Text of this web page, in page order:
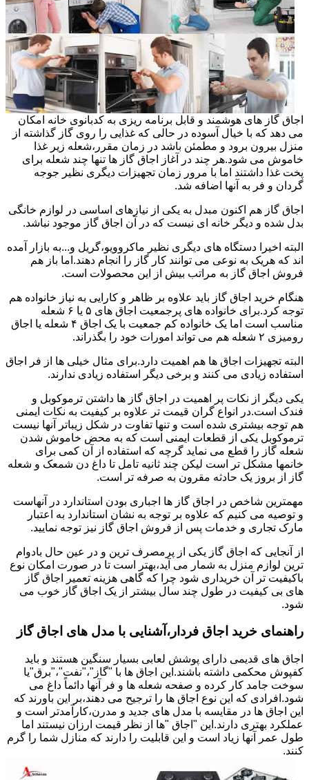
اجاق گاز های هوشمند و قابل برنامه ریزی به کدبانوی خانه امکان
می دهد که با خیال آسوده در حالی که غذایی را روی گاز گذاشته از
منزل بیرون برود و مطمئن باشد در زمان مقرر،شعله زیر غذا
خاموش می شود.هر چند در آغاز اجاق گاز ها تنها چند شعله برای
پخت غذا داشتند اما با مرور زمان تجهیزات دیگری نظیر جوجه
گردان و فر به آنها اضافه شد.
اجاق گاز هم اکنون مبدل به یکی از نیازهای اساسی در لوازم خانگی
بدل شده و دیگر خانه ای نیست که در آن اجاق گاز موجود نباشد.
البته اخیرا دستگاه های دیگری نظیر ماکروویو،گریل و...به بازار آمده
اند که هریک به نوعی می توانند کار گاز را انجام دهند.اما باز هم
فروش اجاق گاز به مراتب بیش از این محصولات است.
هنگام خرید اجاق گاز باید علاوه بر ظاهر و کارایی به نیاز خانواده هم
توجه کرد.برای خانواده های پرجمعیت اجاق های ۵ یا ۶ شعله
مناسب است اما یک خانواده کم جمعیت با یک اجاق ۴ شعله یا اجاق
رومیزی ۲ شعله هم می تواند امورات خود را بگذراند.
البته تجهیزات اجاق ها هم اهمیت دارد.برای مثال خیلی ها از فر اجاق
استفاده زیادی می کنند و برخی دیگر استفاده زیادی ندارند.
یکی دیگر از نکات پر اهمیت در اجاق گاز ها داشتن ترموکوبل و
فندک است.در انواع گران قیمت تر علاوه بر کیفیت به نکات ایمنی
هم توجه بیشتری شده است و تنها تفاوت در شکل زیباتر آنها نیست
ترموکوبل یکی از قطعات ایمنی است که به محض خاموش شدن
شعله گاز را قطع می نماید گرچه که استفاده از آن کمی برای
خانمها مشکل تر است لیکن چند ثانیه تامل تا داغ دن شمعک و شعله
گاز از بروز یک حادثه مقرون به صرفه تر است.
مهمترین شاخص در اجاق گاز ها اجباری بودن استاندارد در آنهاست
و توصیه می کنیم که علاوه بر توجه به نشان استاندارد به اعتبار
مارک تجاری و خدمات پس از فروش اجاق گاز نیز توجه نمایید.
از آنجایی که اجاق گاز یکی از پرمصرف ترین و در عین حال بادوام
ترین لوازم منزل به شمار می آید،بهتر است تا در صورت امکان نوع
باکیفیت تر آن خریداری شود چرا که گاهی هزینه تعمیر اجاق گاز
های بی کیفیت در طول چند سال بیشتر از یک اجاق گاز خوب می
شود.
راهنمای خرید اجاق فردار،آشنایی با مدل های اجاق گاز
اجاق های قدیمی دارای پوشش لعابی بسیار سنگین هستند و باید
کفپوش محکمی داشته باشند.این اجاق ها با "گاز"،"نفت"،"برق"یا
سوخت جامد کار کرده و صفحه شعله ها و فر آنها دائماً داغ می
شود.افرادی که این نوع اجاق ها را ترجیح می دهند،بر این باورند که
این اجاق ها در مقایسه با مدل های جدید و مدرن،کارآمدتر است و
عملکرد بهتری دارند.این "اجاق "ها از نظر قیمت ارزان نیستند اما
طول عمر آنها زیاد است و این قابلیت را دارند که منازل شما را گرم
کنند.